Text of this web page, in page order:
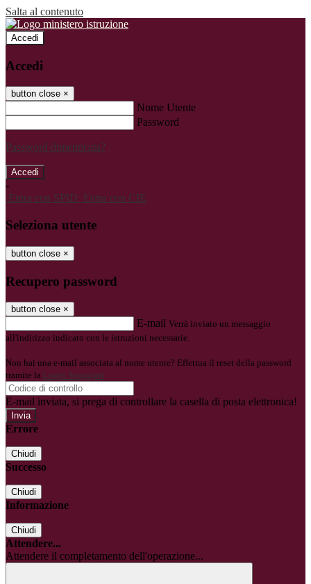
Salta al contenuto
Accedi
Accedi
button close ×
Nome Utente
Password
Password dimenticata?
-
Entra con SPID Entra con CIE
Seleziona utente
button close ×
Recupero password
button close ×
E-mail Verrà inviato un messaggio
all'indirizzo indicato con le istruzioni necessarie.
Non hai una e-mail associata al nome utente? Effettua il reset della password
tramite la Login Spaggiari
E-mail inviata, si prega di controllare la casella di posta elettronica!
Errore
Chiudi
Successo
Chiudi
Informazione
Chiudi
Attendere...
Attendere il completamento dell'operazione...